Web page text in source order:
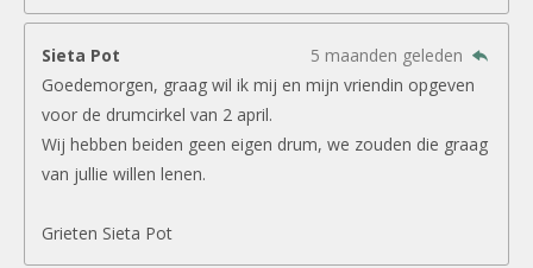
Sieta Pot
5 maanden geleden
Goedemorgen, graag wil ik mij en mijn vriendin opgeven
voor de drumcirkel van 2 april.
Wij hebben beiden geen eigen drum, we zouden die graag
van jullie willen lenen.
Grieten Sieta Pot